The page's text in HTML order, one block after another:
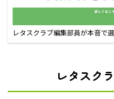
レタスクラブ編集部員が本音で
レタスク